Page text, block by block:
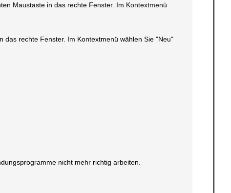
Maustaste in das rechte Fenster. Im Kontextmenü
das rechte Fenster. Im Kontextmenü wählen Sie "Neu"
nicht mehr richtig arbeiten.